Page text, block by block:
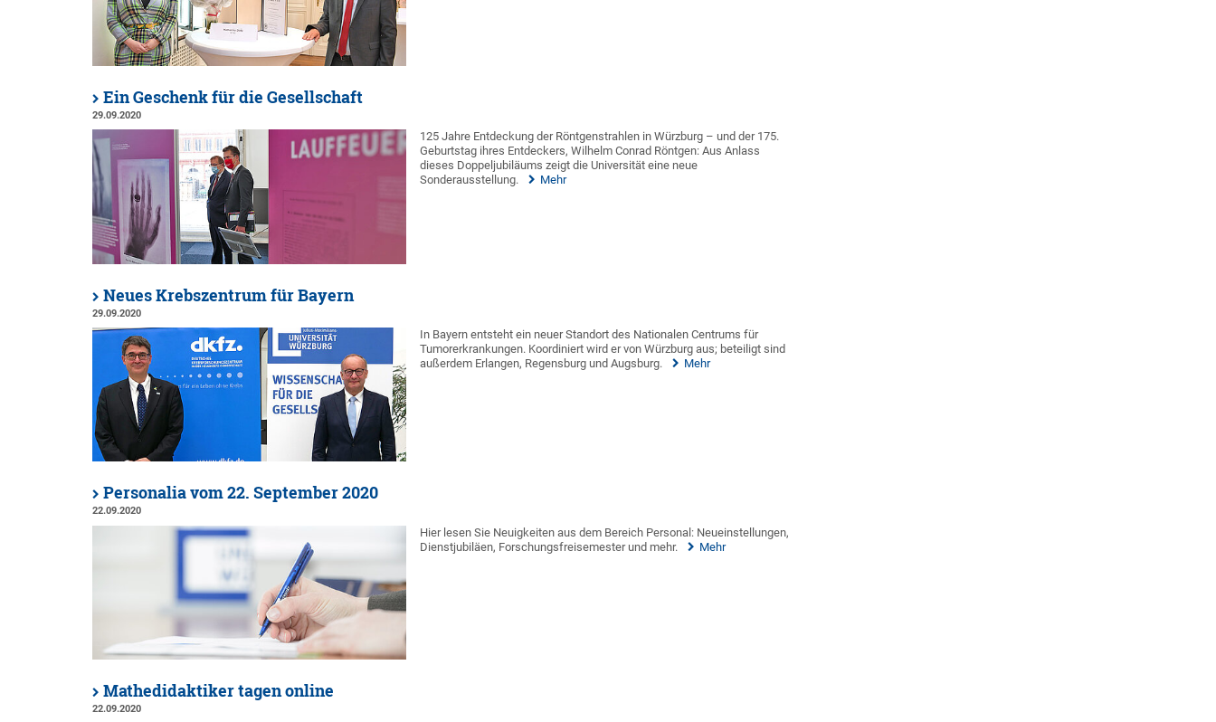
Ein Geschenk für die Gesellschaft
29.09.2020
125 Jahre Entdeckung der Röntgenstrahlen in Würzburg – und der 175.
Geburtstag ihres Entdeckers, Wilhelm Conrad Röntgen: Aus Anlass
dieses Doppeljubiläums zeigt die Universität eine neue
Sonderausstellung.
Mehr
Neues Krebszentrum für Bayern
29.09.2020
In Bayern entsteht ein neuer Standort des Nationalen Centrums für
Tumorerkrankungen. Koordiniert wird er von Würzburg aus; beteiligt sind
außerdem Erlangen, Regensburg und Augsburg.
Mehr
Personalia vom 22. September 2020
22.09.2020
Hier lesen Sie Neuigkeiten aus dem Bereich Personal: Neueinstellungen,
Dienstjubiläen, Forschungsfreisemester und mehr.
Mehr
Mathedidaktiker tagen online
22.09.2020